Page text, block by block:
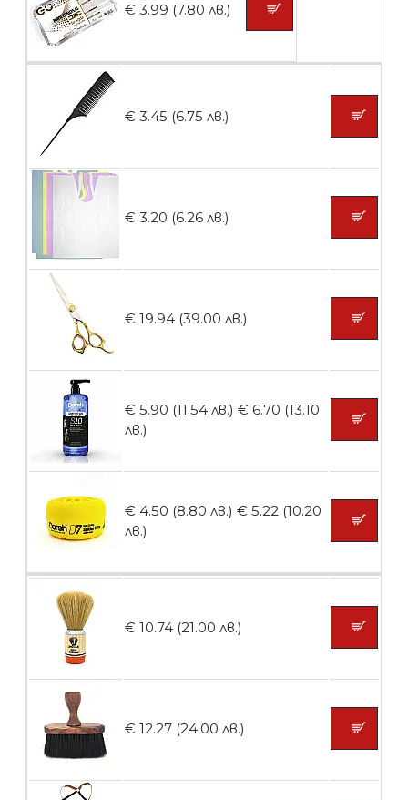
Ваничка за маникюр BMSPA1C
БЕЗПЛАТНО
Пила тип ренде
БЕЗПЛАТНО
Пила тип ренде 2в1
БЕЗПЛАТНО
Пила тип ренде 2в1
БЕЗПЛАТНО
€ 3.99 (7.80 лв.)
€ 3.45 (6.75 лв.)
€ 3.20 (6.26 лв.)
€ 19.94 (39.00 лв.)
€ 5.90 (11.54 лв.) € 6.70 (13.10
лв.)
€ 4.50 (8.80 лв.) € 5.22 (10.20
лв.)
€ 10.74 (21.00 лв.)
€ 12.27 (24.00 лв.)